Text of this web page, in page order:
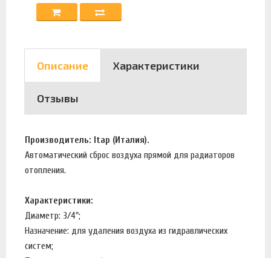
Описание Характеристики
Отзывы
Производитель: Itap (Италия).
Автоматический сброс воздуха прямой для радиаторов
отопления.
Характеристики:
Диаметр: 3/4";
Назначение: для удаления воздуха из гидравлических
систем;